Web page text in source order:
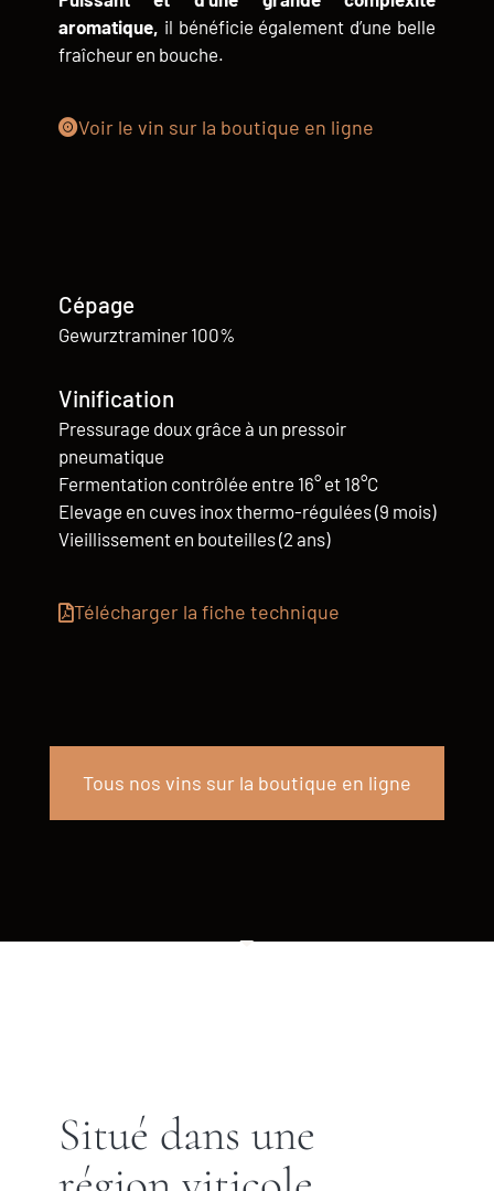
aromatique, il bénéficie également d’une belle
fraîcheur en bouche.
Voir le vin sur la boutique en ligne
Cépage
Gewurztraminer 100%
Vinification
Pressurage doux grâce à un pressoir
pneumatique
Fermentation contrôlée entre 16° et 18°C
Elevage en cuves inox thermo-régulées (9 mois)
Vieillissement en bouteilles (2 ans)
Télécharger la fiche technique
Tous nos vins sur la boutique en ligne
Situé dans une